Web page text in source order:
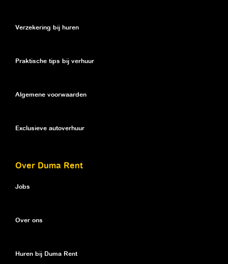
Verzekering bij huren
Praktische tips bij verhuur
Algemene voorwaarden
Exclusieve autoverhuur
Over Duma Rent
Jobs
Over ons
Huren bij Duma Rent